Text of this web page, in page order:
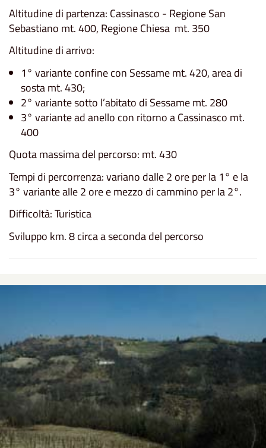
Altitudine di partenza: Cassinasco - Regione San
Sebastiano mt. 400, Regione Chiesa mt. 350
Altitudine di arrivo:
1° variante confine con Sessame mt. 420, area di
sosta mt. 430;
2° variante sotto l’abitato di Sessame mt. 280
3° variante ad anello con ritorno a Cassinasco mt.
400
Quota massima del percorso: mt. 430
Tempi di percorrenza: variano dalle 2 ore per la 1° e la
3° variante alle 2 ore e mezzo di cammino per la 2°.
Difficoltà: Turistica
Sviluppo km. 8 circa a seconda del percorso